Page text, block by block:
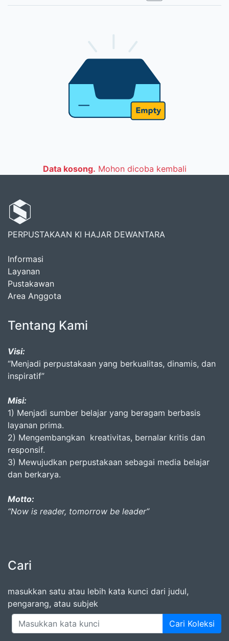
Data kosong. Mohon dicoba kembali
PERPUSTAKAAN KI HAJAR DEWANTARA
Informasi
Layanan
Pustakawan
Area Anggota
Tentang Kami
Visi:
“Menjadi perpustakaan yang berkualitas, dinamis, dan
inspiratif”
Misi:
1) Menjadi sumber belajar yang beragam berbasis
layanan prima.
2) Mengembangkan kreativitas, bernalar kritis dan
responsif.
3) Mewujudkan perpustakaan sebagai media belajar
dan berkarya.
Motto:
“Now is reader, tomorrow be leader”
Cari
masukkan satu atau lebih kata kunci dari judul,
pengarang, atau subjek
Cari Koleksi